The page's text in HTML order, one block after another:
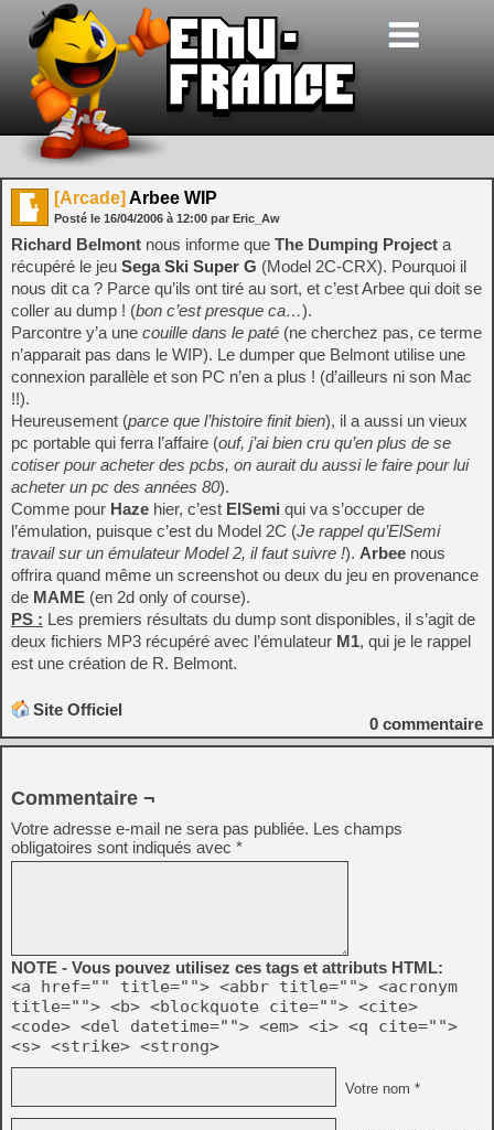
[Arcade] Arbee WIP
Posté le 16/04/2006 à 12:00 par Eric_Aw
Richard Belmont nous informe que The Dumping Project a
récupéré le jeu Sega Ski Super G (Model 2C-CRX). Pourquoi il
nous dit ca ? Parce qu’ils ont tiré au sort, et c’est Arbee qui doit se
coller au dump ! (bon c’est presque ca…).
Parcontre y’a une couille dans le paté (ne cherchez pas, ce terme
n’apparait pas dans le WIP). Le dumper que Belmont utilise une
connexion parallèle et son PC n’en a plus ! (d’ailleurs ni son Mac
!!).
Heureusement (parce que l’histoire finit bien), il a aussi un vieux
pc portable qui ferra l’affaire (ouf, j’ai bien cru qu’en plus de se
cotiser pour acheter des pcbs, on aurait du aussi le faire pour lui
acheter un pc des années 80).
Comme pour Haze hier, c’est ElSemi qui va s’occuper de
l’émulation, puisque c’est du Model 2C (Je rappel qu’ElSemi
travail sur un émulateur Model 2, il faut suivre !). Arbee nous
offrira quand même un screenshot ou deux du jeu en provenance
de MAME (en 2d only of course).
PS : Les premiers résultats du dump sont disponibles, il s’agit de
deux fichiers MP3 récupéré avec l’émulateur M1, qui je le rappel
est une création de R. Belmont.
Site Officiel
0 commentaire
Commentaire ¬
Votre adresse e-mail ne sera pas publiée. Les champs
obligatoires sont indiqués avec *
NOTE - Vous pouvez utilisez ces tags et attributs HTML:
<a href="" title=""> <abbr title=""> <acronym
title=""> <b> <blockquote cite=""> <cite>
<code> <del datetime=""> <em> <i> <q cite="">
<s> <strike> <strong>
Votre nom *